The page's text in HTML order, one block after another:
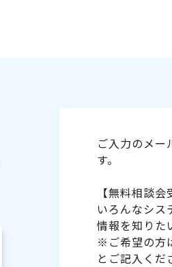
ご入力のメー
す。
【無料相談会
いろんなシス
情報を知りた
※ご希望の方
とご記入くだ